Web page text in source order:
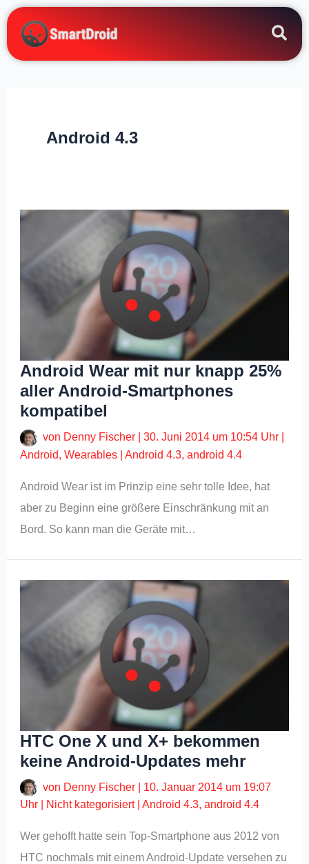
Zum
Inhalt
springen
Android 4.3
Android Wear mit nur knapp 25%
aller Android-Smartphones
kompatibel
von Denny Fischer |30. Juni 2014 um 10:54 Uhr
Android,Wearables |Android 4.3,android 4.4
Android Wear ist im Prinzip eine sehr tolle Idee, hat
aber zu Beginn eine größere Einschränkung mit an
Bord. So kann man die Geräte mit…
HTC One X und X+ bekommen
keine Android-Updates mehr
von Denny Fischer
10. Januar 2014 um 19:07
Uhr
Nicht kategorisiert|Android 4.3,android 4.4
Wer gehofft hatte sein Top-Smartphone aus 2012 von
HTC nochmals mit einem Android-Update versehen zu